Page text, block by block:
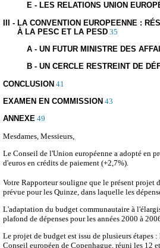
E - LES RELATIONS UNION
III - LA CONVENTION EUROPEENNE :
À LA PESC ET LA PESD 35
A - UN FUTUR MINISTRE DES
B - UN CERCLE RESTREINT DE
CONCLUSION 41
EXAMEN EN COMMISSION 43
ANNEXE 49
Mesdames, Messieurs,
Le Conseil de l'Union européenne a adopté en
d'euros en crédits de paiement (+2,7%).
Votre Rapporteur souligne que le présent projet
prévue pour les Quinze, dans laquelle les
L'adaptation du budget communautaire à
plafond de dépenses pour les années 2000 à
Le projet de budget est issu de plusieurs
Conseil européen de Copenhague, réuni les 12